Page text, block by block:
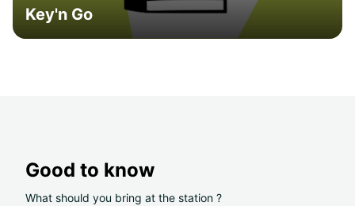
Key'n Go
Good to know
What should you bring at the station ?